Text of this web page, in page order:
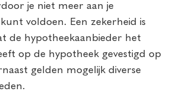
je niet meer aan je
voldoen. Een zekerheid is
de hypotheekaanbieder het
op de hypotheek gevestigd op
gelden mogelijk diverse